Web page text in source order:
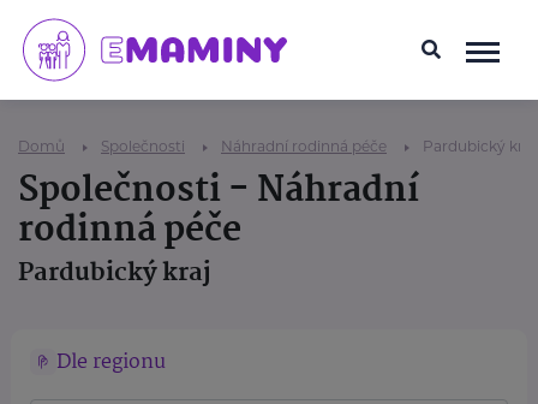
Domů Společnosti Náhradní rodinná péče Pardubický kraj
Společnosti - Náhradní
rodinná péče
Pardubický kraj
Dle regionu